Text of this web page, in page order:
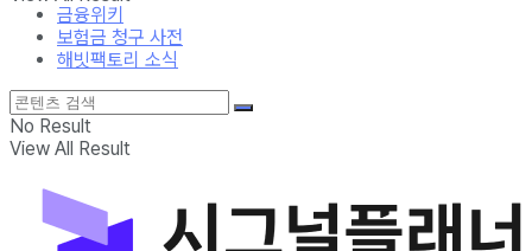
금융위키
보험금 청구 사전
해빗팩토리 소식
No Result
View All Result